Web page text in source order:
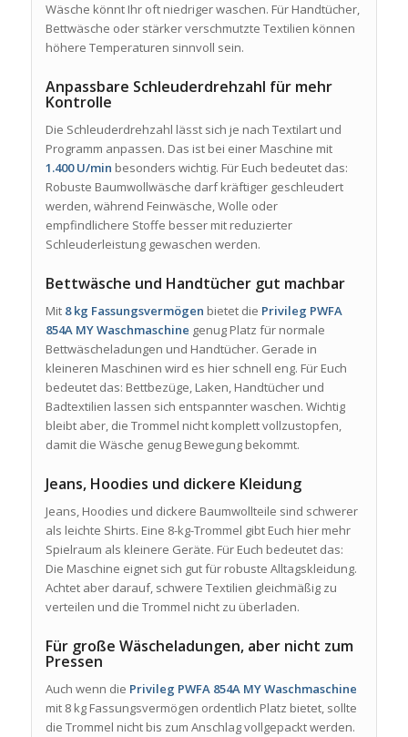
Wäsche könnt Ihr oft niedriger waschen. Für Handtücher,
Bettwäsche oder stärker verschmutzte Textilien können
höhere Temperaturen sinnvoll sein.
Anpassbare Schleuderdrehzahl für mehr
Kontrolle
Die Schleuderdrehzahl lässt sich je nach Textilart und
Programm anpassen. Das ist bei einer Maschine mit
1.400 U/min besonders wichtig. Für Euch bedeutet das:
Robuste Baumwollwäsche darf kräftiger geschleudert
werden, während Feinwäsche, Wolle oder
empfindlichere Stoffe besser mit reduzierter
Schleuderleistung gewaschen werden.
Bettwäsche und Handtücher gut machbar
Mit 8 kg Fassungsvermögen bietet die Privileg PWFA
854A MY Waschmaschine genug Platz für normale
Bettwäscheladungen und Handtücher. Gerade in
kleineren Maschinen wird es hier schnell eng. Für Euch
bedeutet das: Bettbezüge, Laken, Handtücher und
Badtextilien lassen sich entspannter waschen. Wichtig
bleibt aber, die Trommel nicht komplett vollzustopfen,
damit die Wäsche genug Bewegung bekommt.
Jeans, Hoodies und dickere Kleidung
Jeans, Hoodies und dickere Baumwollteile sind schwerer
als leichte Shirts. Eine 8-kg-Trommel gibt Euch hier mehr
Spielraum als kleinere Geräte. Für Euch bedeutet das:
Die Maschine eignet sich gut für robuste Alltagskleidung.
Achtet aber darauf, schwere Textilien gleichmäßig zu
verteilen und die Trommel nicht zu überladen.
Für große Wäscheladungen, aber nicht zum
Pressen
Auch wenn die Privileg PWFA 854A MY Waschmaschine
mit 8 kg Fassungsvermögen ordentlich Platz bietet, sollte
die Trommel nicht bis zum Anschlag vollgepackt werden.